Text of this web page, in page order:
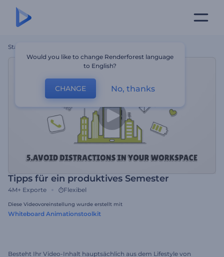
Startseite
Tipps für ein produktives Semester
4M+ Exporte Flexibel
Diese Videovoreinstellung wurde erstellt mit
Whiteboard Animationstoolkit
Besteht Ihr Video-Inhalt hauptsächlich aus dem Lifestyle von
Would you like to change Renderforest language
to English?
CHANGE No, thanks